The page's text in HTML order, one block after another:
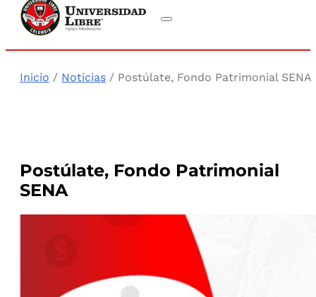
Inicio / Noticias / Postúlate, Fondo Patrimonial SENA
Postúlate, Fondo Patrimonial
SENA